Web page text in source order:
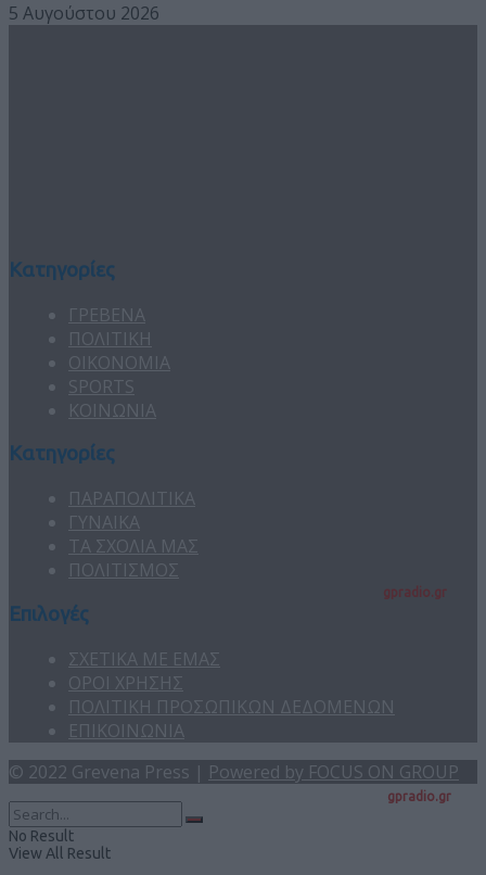
gpradio.gr
5 Αυγούστου 2026
Κατηγορίες
ΓΡΕΒΕΝΑ
ΠΟΛΙΤΙΚΗ
ΟΙΚΟΝΟΜΙΑ
SPORTS
ΚΟΙΝΩΝΙΑ
Κατηγορίες
ΠΑΡΑΠΟΛΙΤΙΚΑ
ΓΥΝΑΙΚΑ
ΤΑ ΣΧΟΛΙΑ ΜΑΣ
ΠΟΛΙΤΙΣΜΟΣ
Επιλογές
ΣΧΕΤΙΚΑ ΜΕ ΕΜΑΣ
ΟΡΟΙ ΧΡΗΣΗΣ
ΠΟΛΙΤΙΚΗ ΠΡΟΣΩΠΙΚΩΝ ΔΕΔΟΜΕΝΩΝ
ΕΠΙΚΟΙΝΩΝΙΑ
© 2022 Grevena Press | Powered by FOCUS ON GROUP
No Result
View All Result
gpradio.gr